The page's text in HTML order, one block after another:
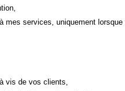
mes services, uniquement lorsque
vis de vos clients,